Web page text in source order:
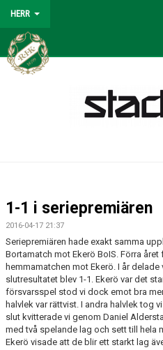
HERR
HERR
TRUPPEN
BILDGALLERI
KONTAKT
1-1 i seriepremiären
2016-04-17 21:37
Seriepremiären hade exakt samma
Bortamatch mot Ekerö BoIS. Förra
hemmamatchen mot Ekerö. I år
slutresultatet blev 1-1. Ekerö var det
försvarsspel stod vi dock emot bra
halvlek var rättvist. I andra halvlek tog
slut kvitterade vi genom Daniel
med två spelande lag och sett till hela
Ekerö visade att de blir ett starkt lag